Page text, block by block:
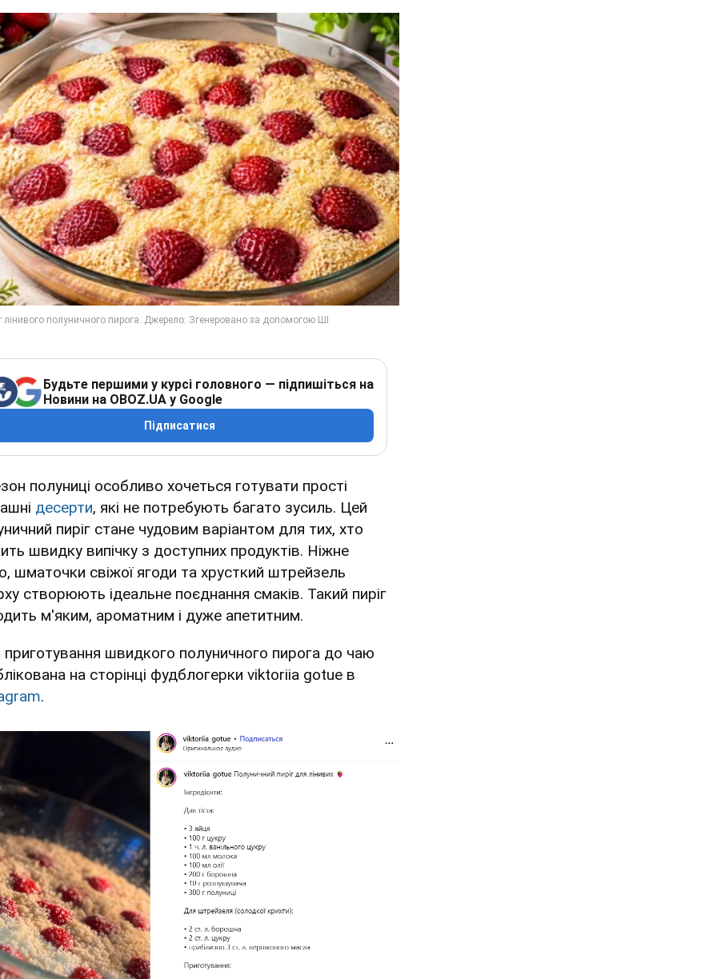
Будьте першими у курсі головного — підпишіться на
Новини на OBOZ.UA у Google
Підписатися
полуниці особливо хочеться готувати прості
десерти, які не потребують багато зусиль. Цей
пиріг стане чудовим варіантом для тих, хто
швидку випічку з доступних продуктів. Ніжне
шматочки свіжої ягоди та хрусткий штрейзель
створюють ідеальне поєднання смаків. Такий пиріг
м'яким, ароматним і дуже апетитним.
приготування швидкого полуничного пирога до чаю
на сторінці фудблогерки viktoriia gotue в
.